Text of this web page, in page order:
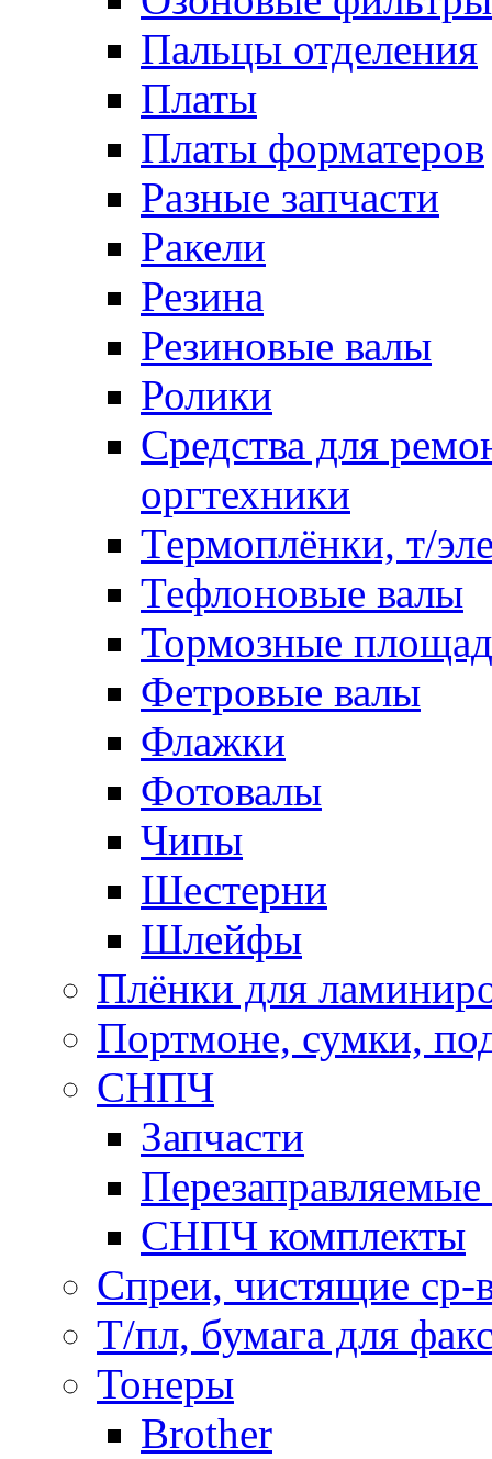
Пальцы отделения
Платы
Платы форматеров
Разные запчасти
Ракели
Резина
Резиновые валы
Ролики
Средства для
оргтехники
Термоплёнки, т/
Тефлоновые валы
Тормозные
Фетровые валы
Флажки
Фотовалы
Чипы
Шестерни
Шлейфы
Плёнки для
Портмоне, сумки,
СНПЧ
Запчасти
Перезаправляемые
СНПЧ комплекты
Спреи, чистящие ср-
Т/пл, бумага для
Тонеры
Brother